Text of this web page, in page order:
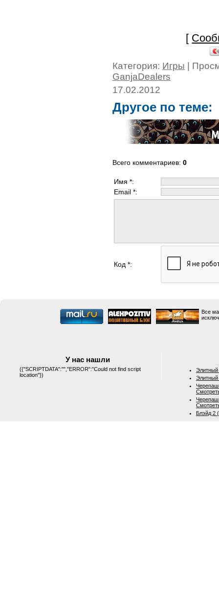
[
Категория: Игры |
GanjaDealers
17.02.2012
Другое по теме:
Всего комментариев: 0
Имя *:
Email *:
Код *:
Все
У нас нашли
({"SCRIPTDATA":"","ERROR":"Could not find script
location"})
Элитный
Элитный
Блэйд 2